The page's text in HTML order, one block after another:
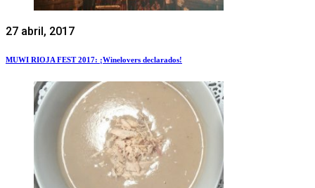
27 abril, 2017
MUWI RIOJA FEST 2017: ¡Winelovers declarados!